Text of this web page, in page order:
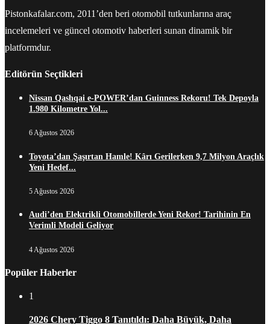
Pistonkafalar.com, 2011’den beri otomobil tutkunlarına araç
incelemeleri ve güncel otomotiv haberleri sunan dinamik bir
platformdur.
Editörün Seçtikleri
Nissan Qashqai e-POWER’dan Guinness Rekoru! Tek Depoyla
1.980 Kilometre Yol...
6 Ağustos 2026
Toyota’dan Şaşırtan Hamle! Kârı Gerilerken 9,7 Milyon Araçlık
Yeni Hedef...
5 Ağustos 2026
Audi’den Elektrikli Otomobillerde Yeni Rekor! Tarihinin En
Verimli Modeli Geliyor
4 Ağustos 2026
Popüler Haberler
1
2026 Chery Tiggo 8 Tanıtıldı: Daha Büyük, Daha